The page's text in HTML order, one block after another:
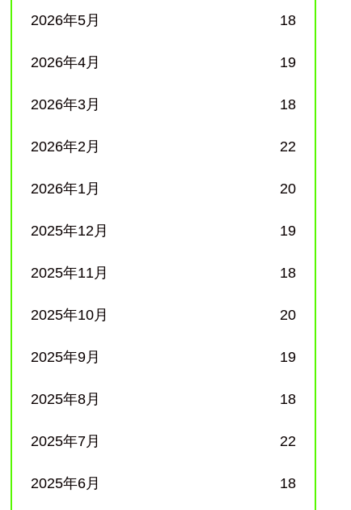
2026年5月 18
2026年4月 19
2026年3月 18
2026年2月 22
2026年1月 20
2025年12月 19
2025年11月 18
2025年10月 20
2025年9月 19
2025年8月 18
2025年7月 22
2025年6月 18